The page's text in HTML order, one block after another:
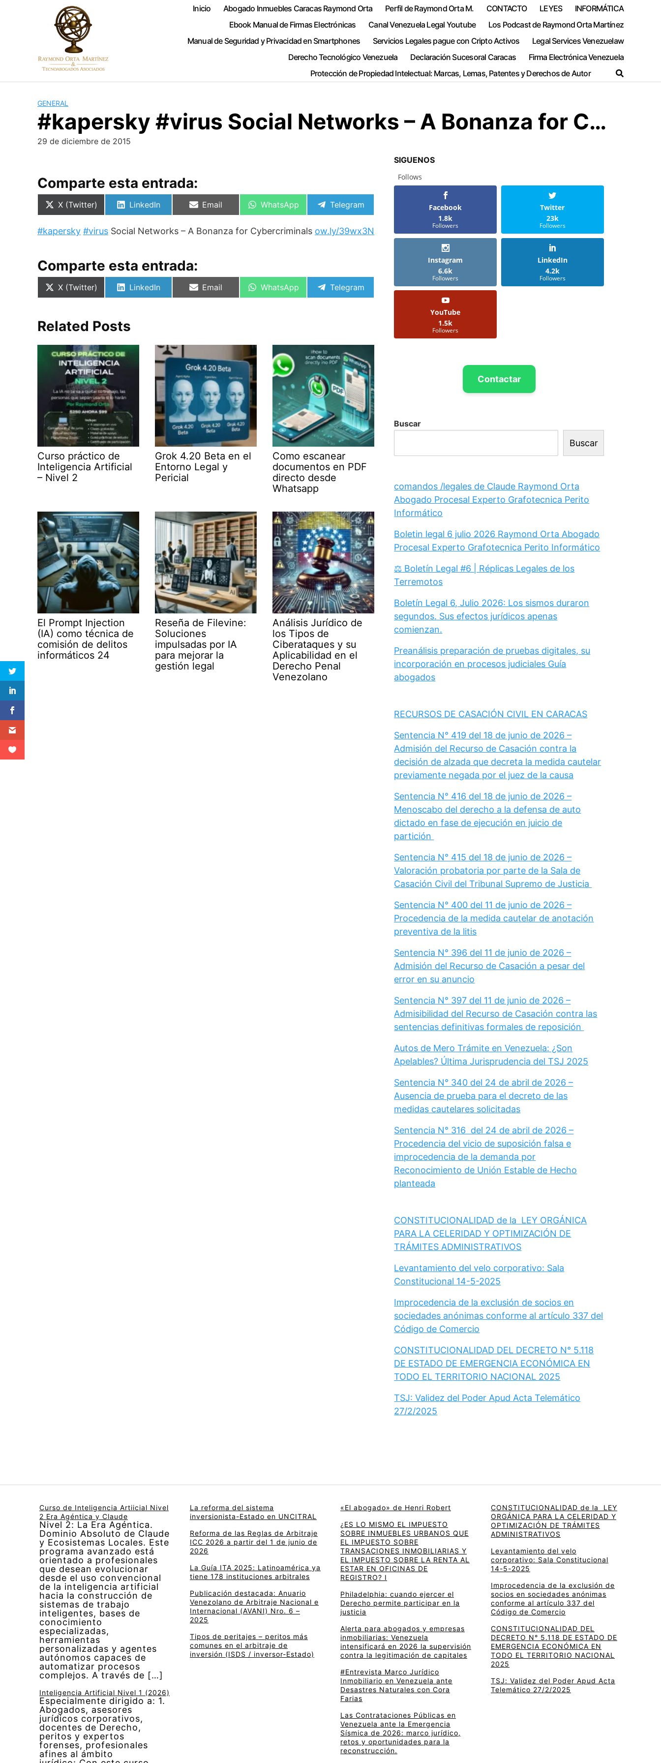
Inicio Abogado Inmuebles Caracas Raymond Orta Perfil de Raymond Orta M. CONTACTO LEYES
INFORMÁTICA
Ebook Manual de Firmas Electrónicas
Canal Venezuela Legal Youtube
Los Podcast de Raymond Orta Martínez
Manual de Seguridad y Privacidad en Smartphones
Servicios Legales pague con Cripto Activos
Legal Services Venezuelaw
Derecho Tecnológico Venezuela
Declaración Sucesoral Caracas
Firma Electrónica Venezuela
Protección de Propiedad Intelectual: Marcas, Lemas, Patentes y Derechos de Autor
GENERAL
#kapersky #virus Social Networks – A Bonanza for C…
29 de diciembre de 2015
Comparte esta entrada:
Compartir
X (Twitter)
Compartir
LinkedIn
Compartir
Email
Compartir
WhatsApp
Compartir
Telegram
#kapersky #virus Social Networks – A Bonanza for Cybercriminals ow.ly/39wx3N
Comparte esta entrada:
Compartir
X (Twitter)
Compartir
LinkedIn
Compartir
Email
Compartir
WhatsApp
Compartir
Telegram
Related Posts
Curso práctico de
Inteligencia Artificial
– Nivel 2
Grok 4.20 Beta en el
Entorno Legal y
Pericial
Como escanear
documentos en PDF
directo desde
Whatsapp
El Prompt Injection
(IA) como técnica de
comisión de delitos
informáticos 24
Reseña de Filevine:
Soluciones
impulsadas por IA
para mejorar la
gestión legal
Análisis Jurídico de
los Tipos de
Ciberataques y su
Aplicabilidad en el
Derecho Penal
Venezolano
SIGUENOS
Follows
Facebook
1.8k
Followers
Twitter
23k
Followers
Instagram
6.6k
Followers
LinkedIn
4.2k
Followers
YouTube
1.5k
Followers
Contactar
Buscar
Buscar
comandos /legales de Claude Raymond Orta
Abogado Procesal Experto Grafotecnica Perito
Informático
Boletin legal 6 julio 2026 Raymond Orta Abogado
Procesal Experto Grafotecnica Perito Informático
⚖️ Boletín Legal #6 | Réplicas Legales de los
Terremotos
Boletín Legal 6, Julio 2026: Los sismos duraron
segundos. Sus efectos jurídicos apenas
comienzan.
Preanálisis preparación de pruebas digitales, su
incorporación en procesos judiciales Guía
abogados
RECURSOS DE CASACIÓN CIVIL EN CARACAS
Sentencia N° 419 del 18 de junio de 2026 –
Admisión del Recurso de Casación contra la
decisión de alzada que decreta la medida cautelar
previamente negada por el juez de la causa
Sentencia N° 416 del 18 de junio de 2026 –
Menoscabo del derecho a la defensa de auto
dictado en fase de ejecución en juicio de
partición
Sentencia N° 415 del 18 de junio de 2026 –
Valoración probatoria por parte de la Sala de
Casación Civil del Tribunal Supremo de Justicia
Sentencia N° 400 del 11 de junio de 2026 –
Procedencia de la medida cautelar de anotación
preventiva de la litis
Sentencia N° 396 del 11 de junio de 2026 –
Admisión del Recurso de Casación a pesar del
error en su anuncio
Sentencia N° 397 del 11 de junio de 2026 –
Admisibilidad del Recurso de Casación contra las
sentencias definitivas formales de reposición
Autos de Mero Trámite en Venezuela: ¿Son
Apelables? Última Jurisprudencia del TSJ 2025
Sentencia N° 340 del 24 de abril de 2026 –
Ausencia de prueba para el decreto de las
medidas cautelares solicitadas
Sentencia N° 316 del 24 de abril de 2026 –
Procedencia del vicio de suposición falsa e
improcedencia de la demanda por
Reconocimiento de Unión Estable de Hecho
planteada
CONSTITUCIONALIDAD de la LEY ORGÁNICA
PARA LA CELERIDAD Y OPTIMIZACIÓN DE
TRÁMITES ADMINISTRATIVOS
Levantamiento del velo corporativo: Sala
Constitucional 14-5-2025
Improcedencia de la exclusión de socios en
sociedades anónimas conforme al artículo 337 del
Código de Comercio
CONSTITUCIONALIDAD DEL DECRETO N° 5.118
DE ESTADO DE EMERGENCIA ECONÓMICA EN
TODO EL TERRITORIO NACIONAL 2025
TSJ: Validez del Poder Apud Acta Telemático
27/2/2025
Curso de Inteligencia Artiicial Nivel
2 Era Agéntica y Claude
Nivel 2: La Era Agéntica.
Dominio Absoluto de Claude
y Ecosistemas Locales. Este
programa avanzado está
orientado a profesionales
que desean evolucionar
desde el uso convencional
de la inteligencia artificial
hacia la construcción de
sistemas de trabajo
inteligentes, bases de
conocimiento
especializadas,
herramientas
personalizadas y agentes
autónomos capaces de
automatizar procesos
complejos. A través de […]
Inteligencia Artificial Nivel 1 (2026)
Especialmente dirigido a: 1.
Abogados, asesores
jurídicos corporativos,
docentes de Derecho,
peritos y expertos
forenses, profesionales
afines al ámbito
La reforma del sistema
inversionista-Estado en UNCITRAL
Reforma de las Reglas de Arbitraje
ICC 2026 a partir del 1 de junio de
2026
La Guía ITA 2025: Latinoamérica ya
tiene 178 instituciones arbitrales
Publicación destacada: Anuario
Venezolano de Arbitraje Nacional e
Internacional (AVANI) Nro. 6 –
2025
Tipos de peritajes – peritos más
comunes en el arbitraje de
inversión (ISDS / inversor-Estado)
«El abogado» de Henri Robert
¿ES LO MISMO EL IMPUESTO
SOBRE INMUEBLES URBANOS QUE
EL IMPUESTO SOBRE
TRANSACIONES INMOBILIARIAS Y
EL IMPUESTO SOBRE LA RENTA AL
ESTAR EN OFICINAS DE
REGISTRO? I
Philadelphia: cuando ejercer el
Derecho permite participar en la
justicia
Alerta para abogados y empresas
inmobiliarias: Venezuela
intensificará en 2026 la supervisión
contra la legitimación de capitales
#Entrevista Marco Jurídico
Inmobiliario en Venezuela ante
Desastres Naturales con Cora
Farias
Las Contrataciones Públicas en
Venezuela ante la Emergencia
Sísmica de 2026: marco jurídico,
retos y oportunidades para la
reconstrucción.
CONSTITUCIONALIDAD de la LEY
ORGÁNICA PARA LA CELERIDAD Y
OPTIMIZACIÓN DE TRÁMITES
ADMINISTRATIVOS
Levantamiento del velo
corporativo: Sala Constitucional
14-5-2025
Improcedencia de la exclusión de
socios en sociedades anónimas
conforme al artículo 337 del
Código de Comercio
CONSTITUCIONALIDAD DEL
DECRETO N° 5.118 DE ESTADO DE
EMERGENCIA ECONÓMICA EN
TODO EL TERRITORIO NACIONAL
2025
TSJ: Validez del Poder Apud Acta
Telemático 27/2/2025